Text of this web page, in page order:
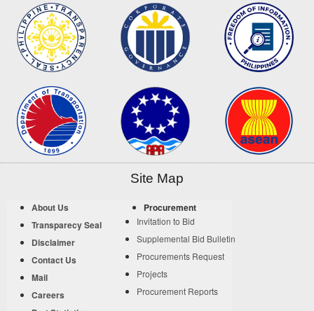
Site Map
About Us
Transparecy Seal
Disclaimer
Contact Us
Mail
Careers
Procurement
Invitation to Bid
Supplemental Bid Bulletin
Procurements Request
Projects
Procurement Reports